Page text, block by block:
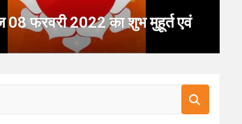
08 फरवरी 2022 का शुभ मुहूर्त एवं